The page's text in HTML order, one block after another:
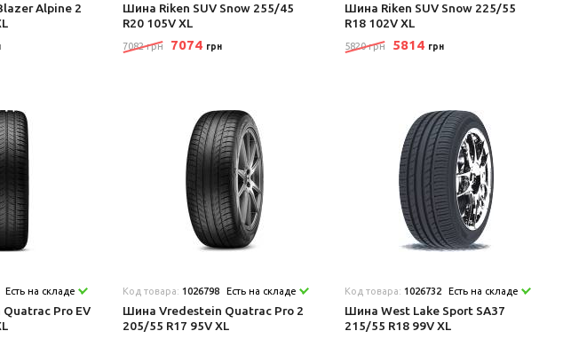
Alpine 2
Шина Riken SUV Snow 255/45
R20 105V XL
7082 грн 7074 грн
Шина Riken SUV Snow 225/55
R18 102V XL
5820 грн 5814 грн
Есть на складе
Pro EV
Код товара: 1026798 Есть на складе
Шина Vredestein Quatrac Pro 2
205/55 R17 95V XL
Код товара: 1026732 Есть на складе
Шина West Lake Sport SA37
215/55 R18 99V XL